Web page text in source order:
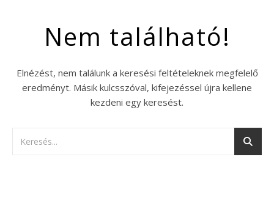
Nem található!
Elnézést, nem találunk a keresési feltételeknek megfelelő
eredményt. Másik kulcsszóval, kifejezéssel újra kellene
kezdeni egy keresést.